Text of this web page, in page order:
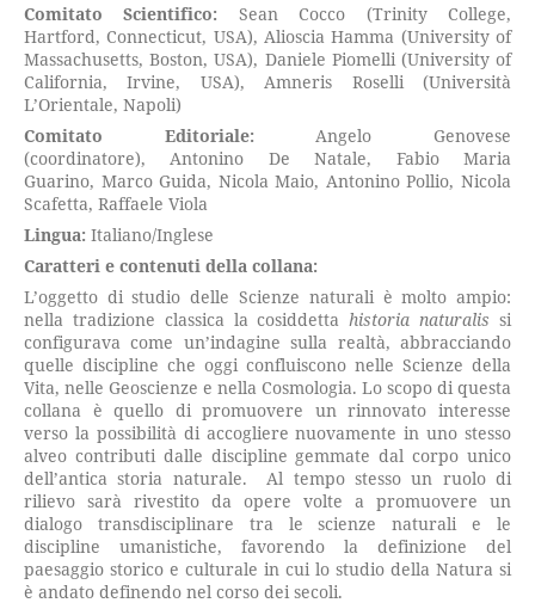
Comitato Scientifico: Sean Cocco (Trinity College,
Hartford, Connecticut, USA), Alioscia Hamma (University of
Massachusetts, Boston, USA), Daniele Piomelli (University of
California, Irvine, USA), Amneris Roselli (Università
L’Orientale, Napoli)
Comitato Editoriale: Angelo Genovese
(coordinatore), Antonino De Natale, Fabio Maria
Guarino, Marco Guida, Nicola Maio, Antonino Pollio, Nicola
Scafetta, Raffaele Viola
Lingua: Italiano/Inglese
Caratteri e contenuti della collana:
L’oggetto di studio delle Scienze naturali è molto ampio:
nella tradizione classica la cosiddettahistoria naturalis si
configurava come un’indagine sulla realtà, abbracciando
quelle discipline che oggi confluiscono nelle Scienze della
Vita, nelle Geoscienze e nella Cosmologia. Lo scopo di questa
collana è quello di promuovere un rinnovato interesse
verso la possibilità di accogliere nuovamente in uno stesso
alveo contributi dalle discipline gemmate dal corpo unico
dell’antica storia naturale. Al tempo stesso un ruolo di
rilievo sarà rivestito da opere volte a promuovere un
dialogo transdisciplinare tra le scienze naturali e le
discipline umanistiche, favorendo la definizione del
paesaggio storico e culturale in cui lo studio della Natura si
è andato definendo nel corso dei secoli.